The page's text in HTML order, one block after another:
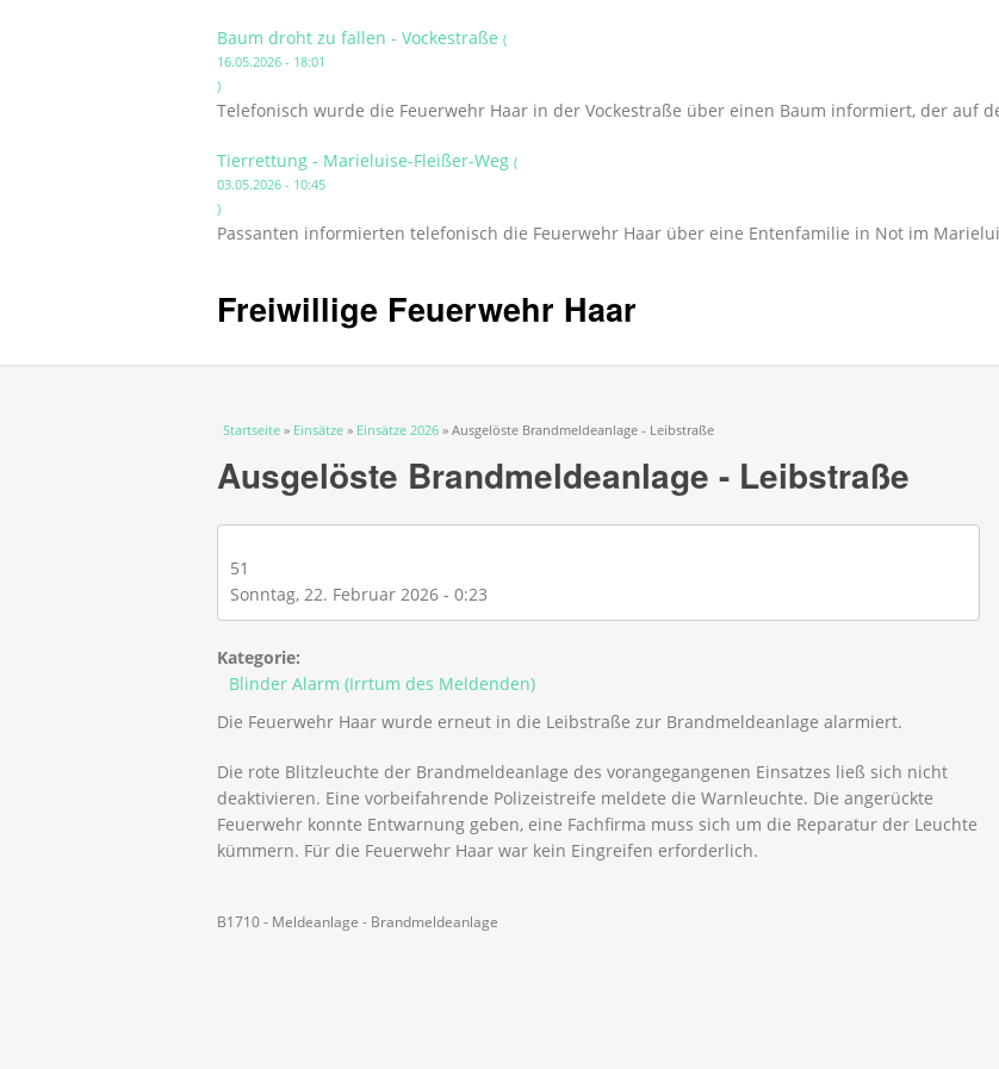
Baum droht zu fallen - Vockestraße (
16.05.2026 - 18:01
)
Telefonisch wurde die Feuerwehr Haar in der Vockestraße über einen Baum informiert, der auf
Tierrettung - Marieluise-Fleißer-Weg (
03.05.2026 - 10:45
)
Passanten informierten telefonisch die Feuerwehr Haar über eine Entenfamilie in Not im
Freiwillige Feuerwehr Haar
Sie sind hier
Startseite » Einsätze » Einsätze 2026 » Ausgelöste Brandmeldeanlage - Leibstraße
Ausgelöste Brandmeldeanlage - Leibstraße
51
Sonntag, 22. Februar 2026 - 0:23
Kategorie:
Blinder Alarm (Irrtum des Meldenden)
Die Feuerwehr Haar wurde erneut in die Leibstraße zur Brandmeldeanlage alarmiert.
Die rote Blitzleuchte der Brandmeldeanlage des vorangegangenen Einsatzes ließ sich nicht
deaktivieren. Eine vorbeifahrende Polizeistreife meldete die Warnleuchte. Die angerückte
Feuerwehr konnte Entwarnung geben, eine Fachfirma muss sich um die Reparatur der Leuchte
kümmern. Für die Feuerwehr Haar war kein Eingreifen erforderlich.
B1710 - Meldeanlage - Brandmeldeanlage